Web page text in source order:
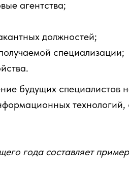
агентства;
должностей;
специализации;
будущих специалистов
технологий,
года составляет